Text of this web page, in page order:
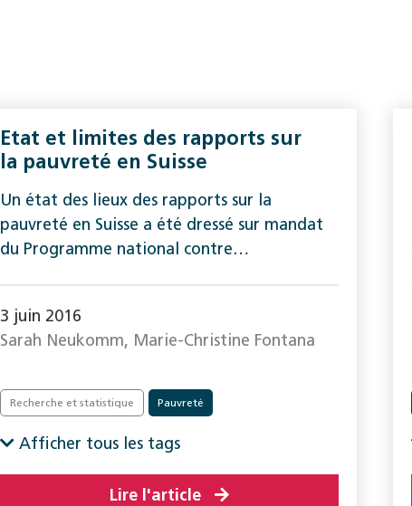
Etat et limites des rapports sur
la pauvreté en Suisse
Un état des lieux des rapports sur la
pauvreté en Suisse a été dressé sur mandat
du Programme national contre…
3 juin 2016
Sarah Neukomm, Marie-Christine Fontana
Recherche et statistique Pauvreté
Afficher tous les tags
Lire l'article